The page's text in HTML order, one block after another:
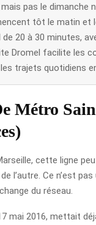
pas le dimanche
tôt le matin et
20 à 30 minutes,
Dromel facilite les
trajets quotidiens
Métro
cette ligne
de l’autre. Ce n’est
du réseau.
mai 2016, mettait